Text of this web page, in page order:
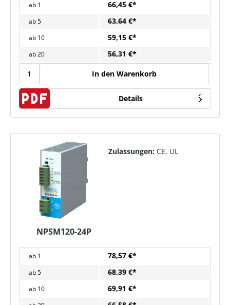
ab 1 66,45 €*
ab5 63,64 €*
ab 10 59,15 €*
ab20 56,31 €*
In den Warenkorb
Details
NPSM120-24P
Zulassungen: CE, UL
ab 1 78,57 €*
ab5 68,39 €*
ab 10 69,91 €*